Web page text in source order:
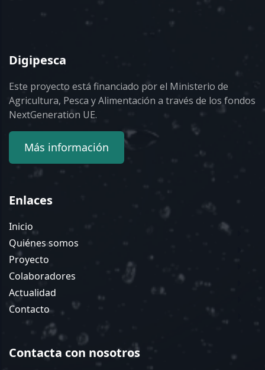
Digipesca
Este proyecto está financiado por el Ministerio de
Agricultura, Pesca y Alimentación a través de los fondos
NextGeneration UE.
Más información
Enlaces
Inicio
Quiénes somos
Proyecto
Colaboradores
Actualidad
Contacto
Contacta con nosotros